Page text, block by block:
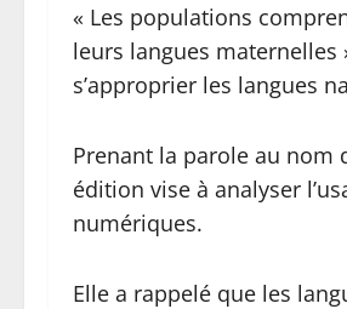
« Les populations
leurs langues
s’approprier les langues
Prenant la parole au nom
édition vise à analyser
numériques.
Elle a rappelé que les